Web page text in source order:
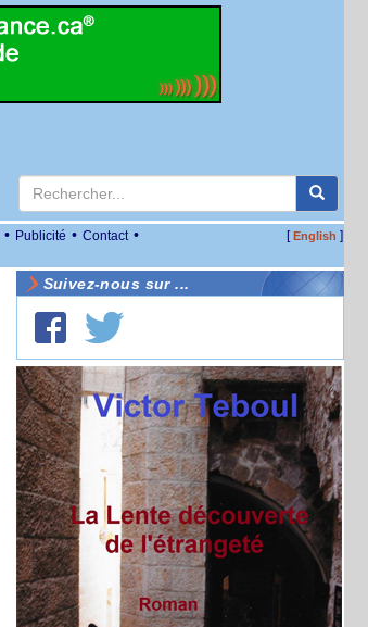
• Publicité • Contact • [English ]
Suivez-nous sur ...